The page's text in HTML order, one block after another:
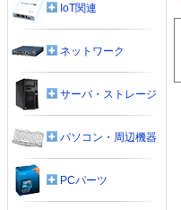
IoT関連
ネットワーク
サーバ・ストレージ
パソコン・周辺機器
PCパーツ